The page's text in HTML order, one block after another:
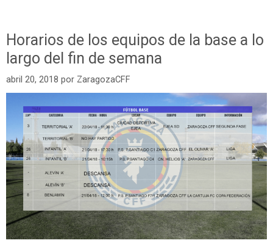
Horarios de los equipos de la base a lo
largo del fin de semana
abril 20, 2018 por ZaragozaCFF